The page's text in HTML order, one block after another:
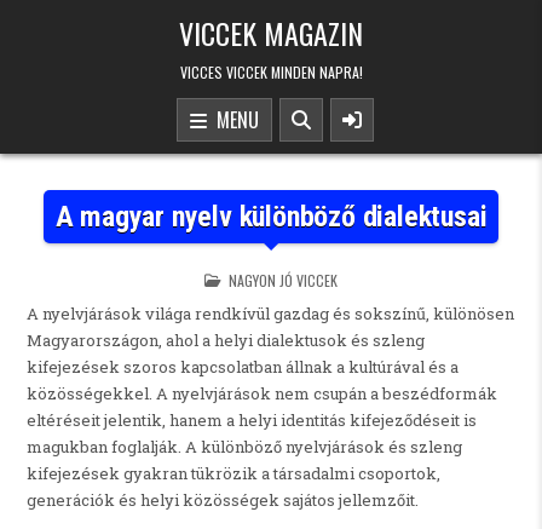
VICCEK MAGAZIN
VICCES VICCEK MINDEN NAPRA!
MENU
A magyar nyelv különböző dialektusai
POSTED IN
NAGYON JÓ VICCEK
A nyelvjárások világa rendkívül gazdag és sokszínű, különösen
Magyarországon, ahol a helyi dialektusok és szleng
kifejezések szoros kapcsolatban állnak a kultúrával és a
közösségekkel. A nyelvjárások nem csupán a beszédformák
eltéréseit jelentik, hanem a helyi identitás kifejeződéseit is
magukban foglalják. A különböző nyelvjárások és szleng
kifejezések gyakran tükrözik a társadalmi csoportok,
generációk és helyi közösségek sajátos jellemzőit.